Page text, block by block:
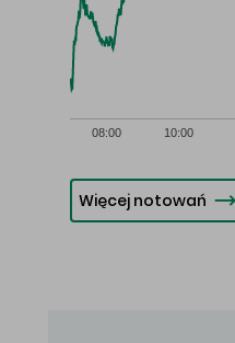
08:00 10:00
Więcej notowań